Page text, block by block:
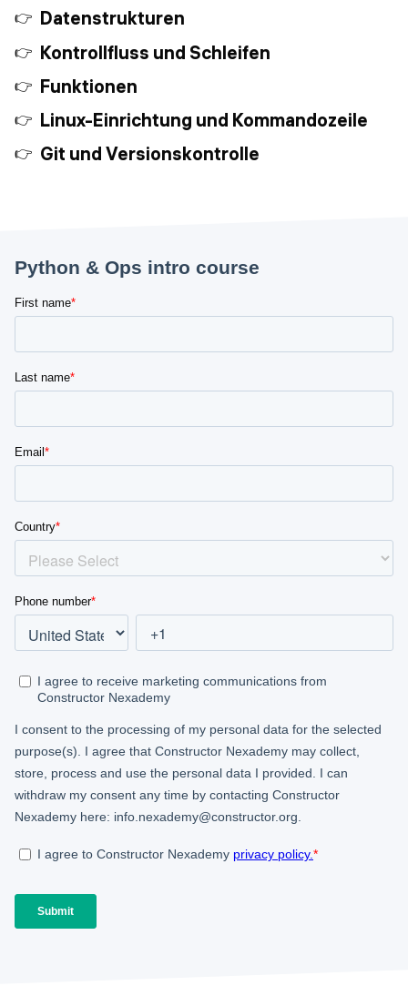
Datenstrukturen
Kontrollfluss und Schleifen
Funktionen
Linux-Einrichtung und Kommandozeile
Git und Versionskontrolle